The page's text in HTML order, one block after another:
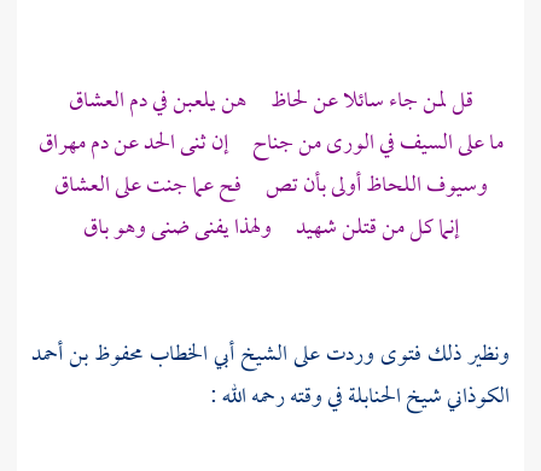
قل لمن جاء سائلا عن لحاظ هن يلعبن في دم العشاق
ما على السيف في الورى من جناح إن ثنى الحد عن دم مهراق
وسيوف اللحاظ أولى بأن تص فح عما جنت على العشاق
إنما كل من قتلن شهيد ولهذا يفنى ضنى وهو باق
ونظير ذلك فتوى وردت على الشيخأبي الخطاب محفوظ بن أحمد
الكوذانيشيخ الحنابلة في وقته رحمه الله :